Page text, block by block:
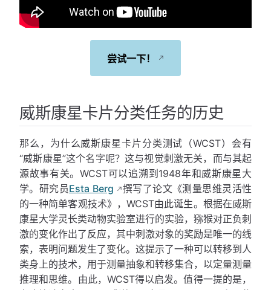
尝试一下！
威斯康星卡片分类任务的历史
那么，为什么威斯康星卡片分类测试（WCST）会有
“威斯康星”这个名字呢？这与视觉刺激无关，而与其起
源故事有关。WCST可以追溯到1948年和威斯康星大
学。研究员Esta Berg
撰写了论文《测量思维灵活性
的一种简单客观技术》，WCST由此诞生。根据在威斯
康星大学灵长类动物实验室进行的实验，猕猴对正负刺
激的变化作出了反应，其中刺激对象的奖励是唯一的线
索，表明问题发生了变化。这提示了一种可以转移到人
类身上的技术，用于测量抽象和转移集合，以定量测量
推理和思维。由此，WCST得以启发。值得一提的是，